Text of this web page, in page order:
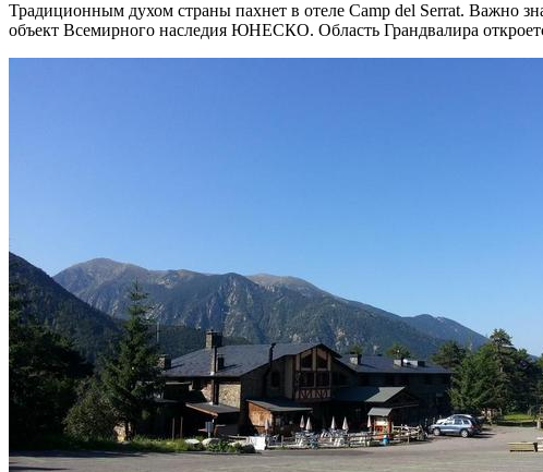
Традиционным духом страны пахнет в отеле Camp del Serrat. Важно
объект Всемирного наследия ЮНЕСКО. Область Грандвалира